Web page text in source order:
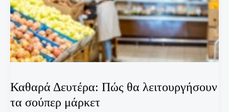
Καθαρά Δευτέρα: Πώς θα λειτουργήσουν
τα σούπερ μάρκετ